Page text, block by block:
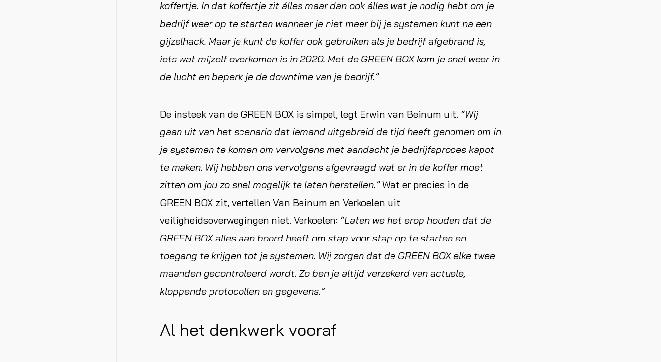
koffertje. In dat koffertje zit álles maar dan ook álles wat je nodig hebt om je
bedrijf weer op te starten wanneer je niet meer bij je systemen kunt na een
gijzelhack. Maar je kunt de koffer ook gebruiken als je bedrijf afgebrand is,
iets wat mijzelf overkomen is in 2020. Met de GREEN BOX kom je snel weer in
de lucht en beperk je de downtime van je bedrijf.”
De insteek van de GREEN BOX is simpel, legt Erwin van Beinum uit. “Wij
gaan uit van het scenario dat iemand uitgebreid de tijd heeft genomen om in
je systemen te komen om vervolgens met aandacht je bedrijfsproces kapot
te maken. Wij hebben ons vervolgens afgevraagd wat er in de koffer moet
zitten om jou zo snel mogelijk te laten herstellen.”Wat er precies in de
GREEN BOX zit, vertellen Van Beinum en Verkoelen uit
veiligheidsoverwegingen niet. Verkoelen: “Laten we het erop houden dat de
GREEN BOX alles aan boord heeft om stap voor stap op te starten en
toegang te krijgen tot je systemen. Wij zorgen dat de GREEN BOX elke twee
maanden gecontroleerd wordt. Zo ben je altijd verzekerd van actuele,
kloppende protocollen en gegevens.”
Al het denkwerk vooraf